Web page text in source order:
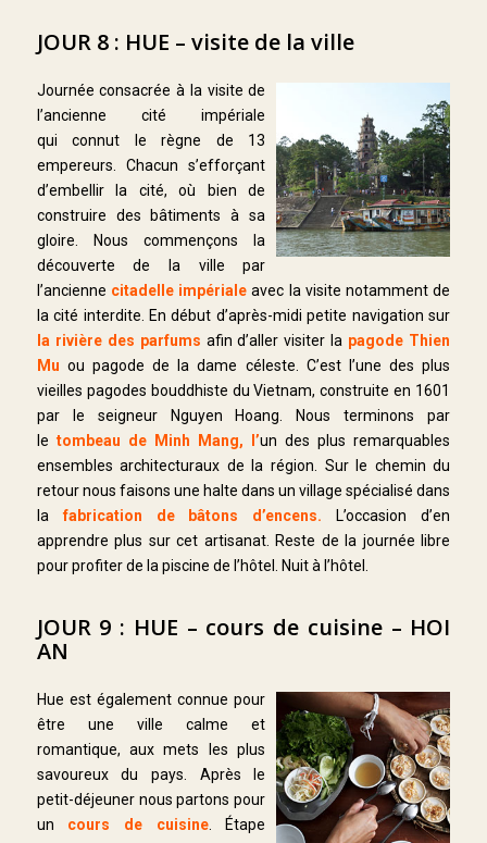
JOUR 8 : HUE – visite de la ville
Journée consacrée à la visite de
l’ancienne cité impériale
qui connut le règne de 13
empereurs. Chacun s’efforçant
d’embellir la cité, où bien de
construire des bâtiments à sa
gloire. Nous commençons la
découverte de la ville par
l’ancienne citadelle impériale avec la visite notamment de
la cité interdite. En début d’après-midi petite navigation sur
la rivière des parfums afin d’aller visiter la pagode Thien
Mu ou pagode de la dame céleste. C’est l’une des plus
vieilles pagodes bouddhiste du Vietnam, construite en 1601
par le seigneur Nguyen Hoang. Nous terminons par
le tombeau de Minh Mang, l’un des plus remarquables
ensembles architecturaux de la région. Sur le chemin du
retour nous faisons une halte dans un village spécialisé dans
lafabrication de bâtons d’encens. L’occasion d’en
apprendre plus sur cet artisanat. Reste de la journée libre
pour profiter de la piscine de l’hôtel. Nuit à l’hôtel.
JOUR 9 : HUE – cours de cuisine – HOI
AN
Hue est également connue pour
être une ville calme et
romantique, aux mets les plus
savoureux du pays. Après le
petit-déjeuner nous partons pour
un cours de cuisine. Étape